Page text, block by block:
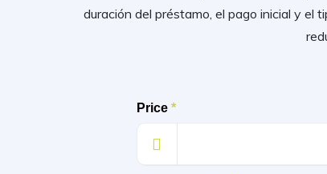
duración del préstamo, el pago inicial y el
Price *